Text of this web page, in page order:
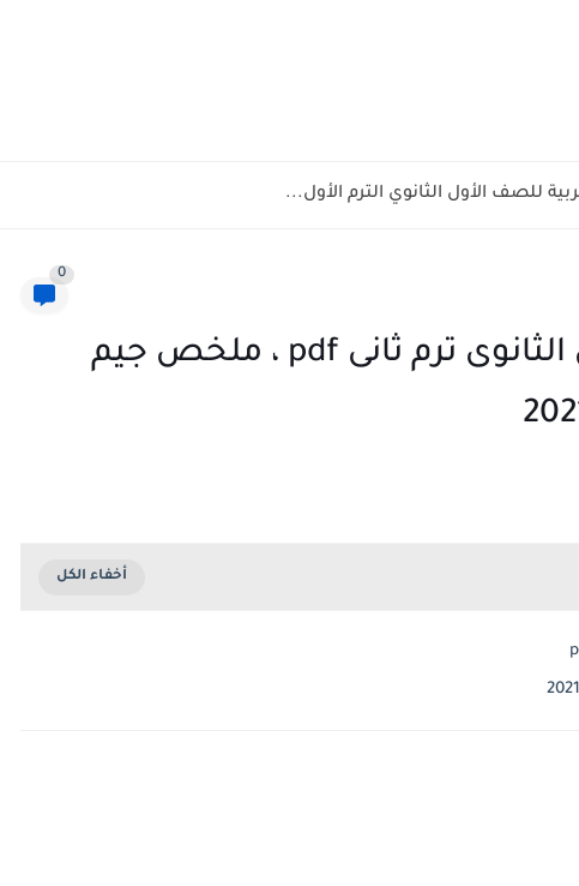
للصف الأول الثانوي الترم الأول...
0
كتاب جيم Gem للصف الثانى الثانوى ترم ثانى pdf ، ملخص جيم